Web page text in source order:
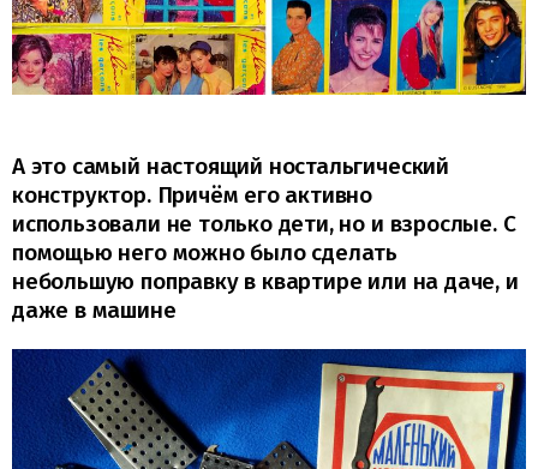
А это самый настоящий ностальгический
конструктор. Причём его активно
использовали не только дети, но и взрослые. С
помощью него можно было сделать
небольшую поправку в квартире или на даче, и
даже в машине